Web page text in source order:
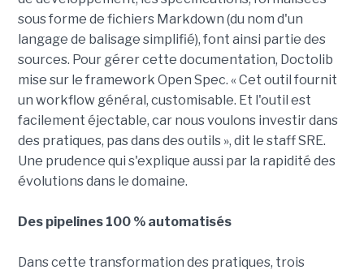
sous forme de fichiers Markdown (du nom d'un
langage de balisage simplifié), font ainsi partie des
sources. Pour gérer cette documentation, Doctolib
mise sur le framework Open Spec. « Cet outil fournit
un workflow général, customisable. Et l'outil est
facilement éjectable, car nous voulons investir dans
des pratiques, pas dans des outils », dit le staff SRE.
Une prudence qui s'explique aussi par la rapidité des
évolutions dans le domaine.
Des pipelines 100 % automatisés
Dans cette transformation des pratiques, trois